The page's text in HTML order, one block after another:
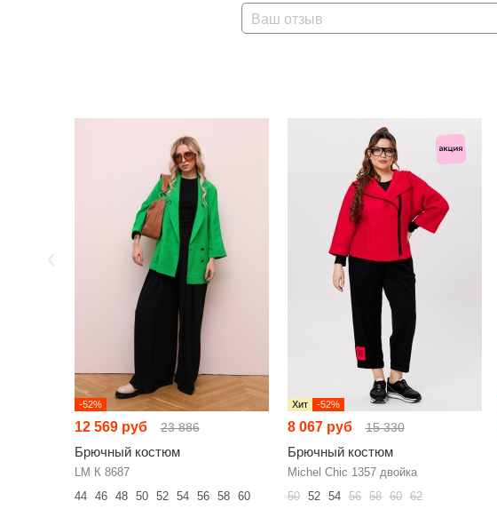
Ваш отзыв
-52%
12 569 руб 23 886
Брючный костюм
LM К 8687
44
46 48 50 52 54 56 58 60
Хит -52%
8 067 руб 15 330
Брючный костюм
Michel Chic 1357 двойка
50
52 54 56 58 60 62